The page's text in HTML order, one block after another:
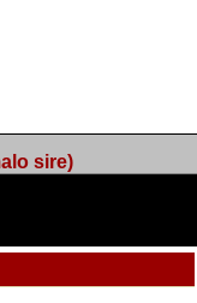
sire)